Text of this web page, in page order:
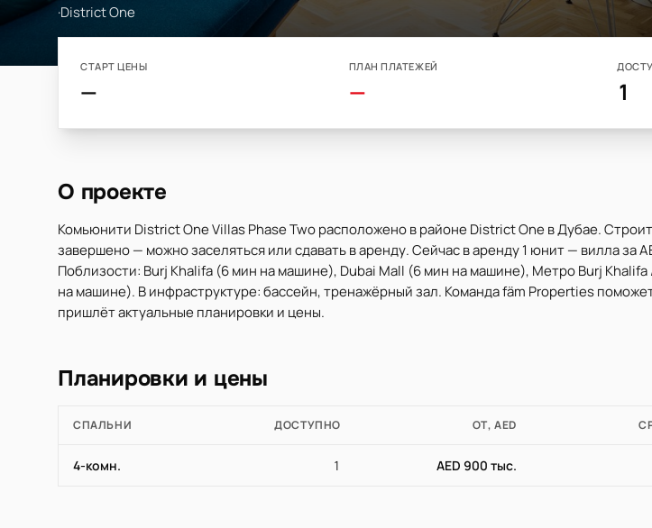
·District One
СТАРТ ЦЕНЫ
—
ПЛАН ПЛАТЕЖЕЙ
— 1
О проекте
Комьюнити District One Villas Phase Two расположено в районе District One в Дубае.
завершено — можно заселяться или сдавать в аренду. Сейчас в аренду 1 юнит — вилла за
Поблизости: Burj Khalifa (6 мин на машине), Dubai Mall (6 мин на машине), Метро Burj Khalifa
на машине). В инфраструктуре: бассейн, тренажёрный зал. Команда fäm Properties
пришлёт актуальные планировки и цены.
Планировки и цены
СПАЛЬНИ ДОСТУПНО ОТ, AED
4-комн. 1 AED 900 тыс.